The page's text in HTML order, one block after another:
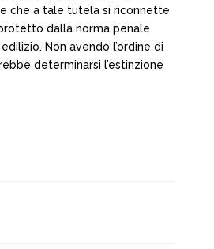
che a tale tutela si riconnette
dalla norma penale
Non avendo l’ordine di
determinarsi l’estinzione